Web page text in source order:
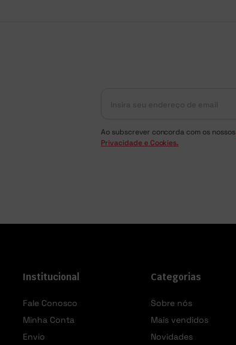
Ao subscrever concorda com os nossos
Privacidade e Cookies.
Institucional
Fale Conosco
Minha Conta
Envio
Categorias
Sobre nós
Mais vendidos
Novidades